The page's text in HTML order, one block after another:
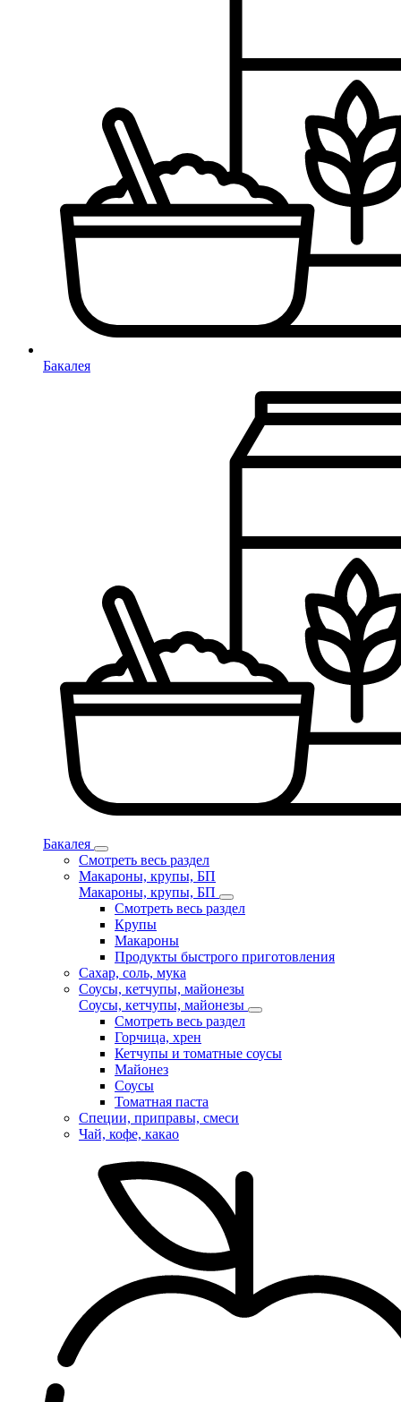
Бакалея
Бакалея
Смотреть весь раздел
Макароны, крупы, БП
Макароны, крупы, БП
Смотреть весь раздел
Крупы
Макароны
Продукты быстрого приготовления
Сахар, соль, мука
Соусы, кетчупы, майонезы
Соусы, кетчупы, майонезы
Смотреть весь раздел
Горчица, хрен
Кетчупы и томатные соусы
Майонез
Соусы
Томатная паста
Специи, приправы, смеси
Чай, кофе, какао